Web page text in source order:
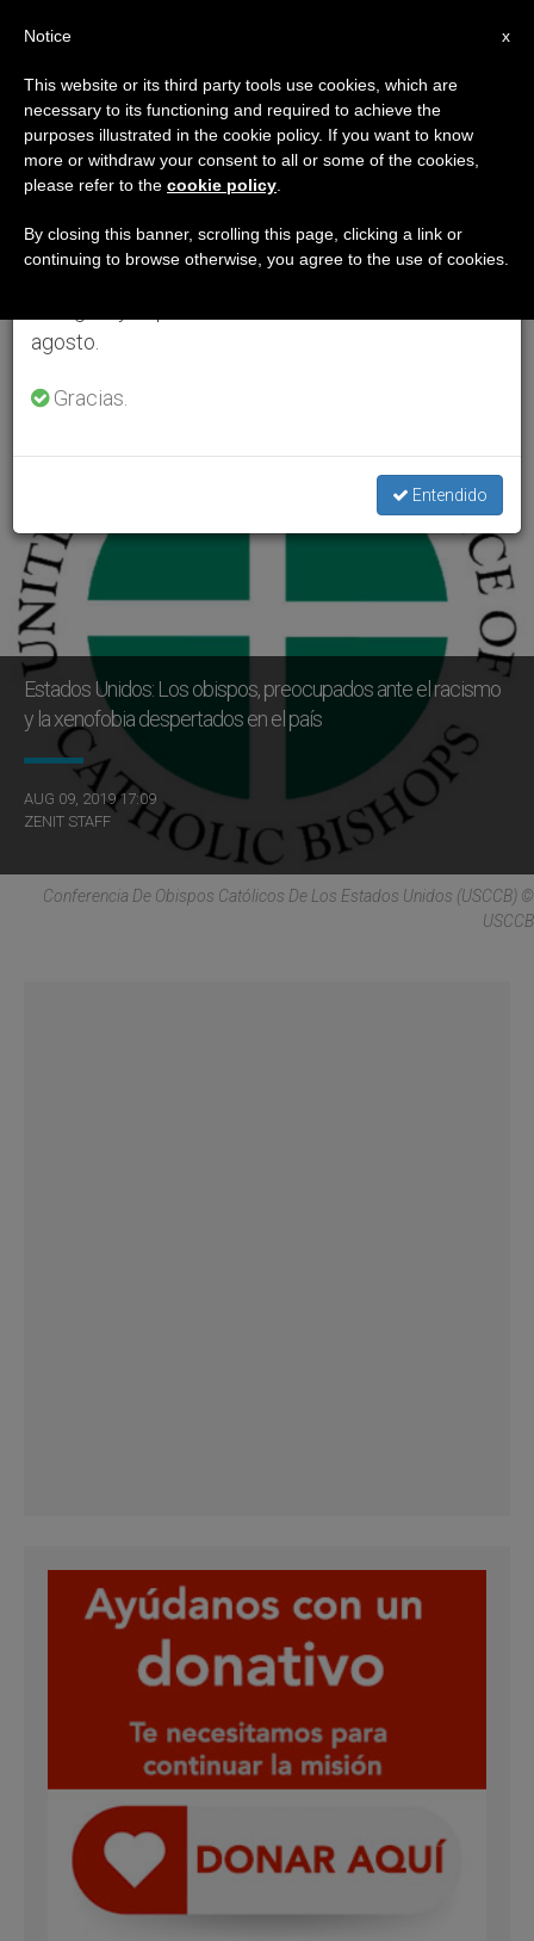
ETIQUETA
Posts Tagged
‘sentimientos
Antisemitas’
ÚLTIMAS NOTICIAS
Estados Unidos: Los obispos, preocupados ante el racismo
y la xenofobia despertados en el país
AUG 09, 2019 17:09
ZENIT STAFF
Conferencia De Obispos Católicos De Los Estados Unidos (USCCB) ©
USCCB
×
Aviso importante
Del 27 de julio al 7 de agosto haremos la pausa
anual, aprovechando que en el periodo de verano
se generan menos informaciones y también el
agosto.
Gracias.
Entendido
x
Notice
This website or its third party tools use cookies, which are
necessary to its functioning and required to achieve the
purposes illustrated in the cookie policy. If you want to know
more or withdraw your consent to all or some of the cookies,
please refer to the cookie policy
By closing this banner, scrolling this page, clicking a link or
continuing to browse otherwise, you agree to the use of cookies.